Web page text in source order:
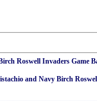
Roswell Invaders Game
and Navy Birch